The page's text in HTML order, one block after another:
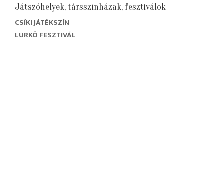
Játszóhelyek, társszínházak, fesztiválok
CSÍKI JÁTÉKSZÍN
LURKÓ FESZTIVÁL